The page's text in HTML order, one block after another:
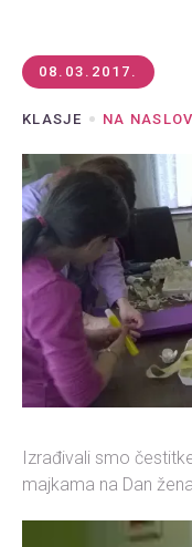
08.03.2017.
KLASJE NA
Izrađivali smo
majkama na Dan